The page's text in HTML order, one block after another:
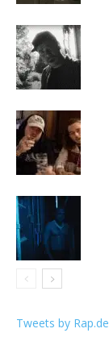
Tweets by Rap.de